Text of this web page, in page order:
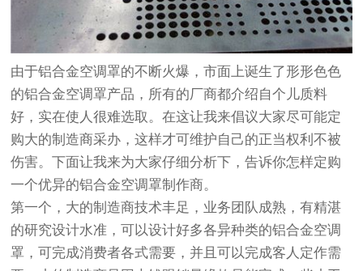
由于铝合金空调罩的不断火爆，市面上诞生了形形色色
的铝合金空调罩产品，所有的厂商都介绍自个儿质料
好，实在使人很难选取。在这让我来倡议大家尽可能定
购大的制造商采办，这样才可维护自己的正当权利不被
伤害。下面让我来为大家仔细分析下，告诉你怎样定购
一个优异的铝合金空调罩制作商。
第一个，大的制造商技术丰足，业务团队成熟，有精湛
的研究设计水准，可以设计好多各异种类的铝合金空调
罩，可完成消费者各式需要，并且可以完成客人定作需